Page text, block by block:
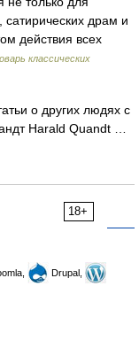
сатирических драм и
действия всех
классических
о других людях с
Harald Quandt …
18+
Drupal,